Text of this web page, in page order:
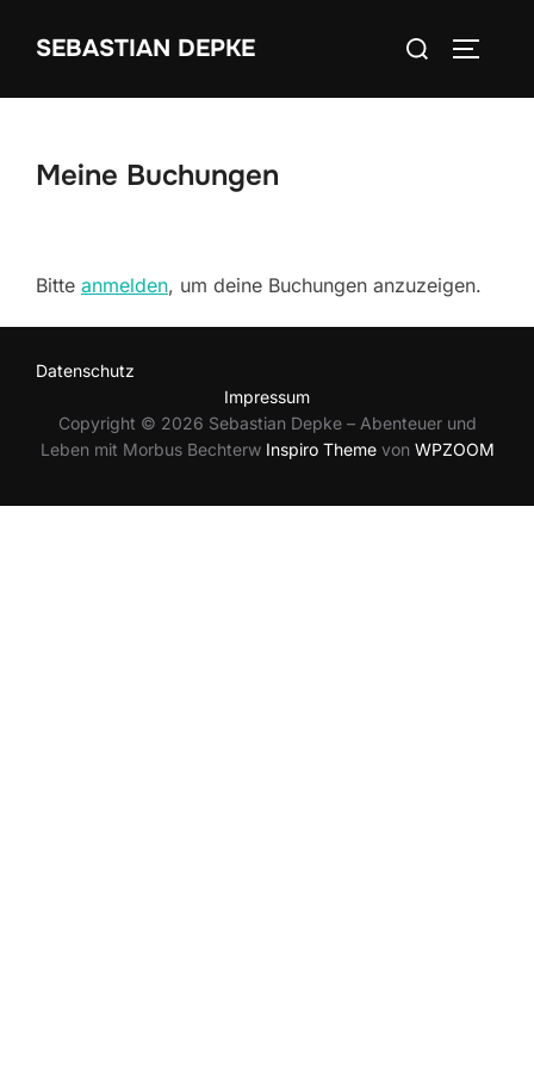
InhaltSEBASTIAN DEPKE
Suchen
Meine Buchungen
Bitte anmelden, um deine Buchungen anzuzeigen.
Datenschutz
Impressum
Copyright © 2026 Sebastian Depke – Abenteuer und
Leben mit Morbus Bechterw Inspiro Themevon WPZOOM